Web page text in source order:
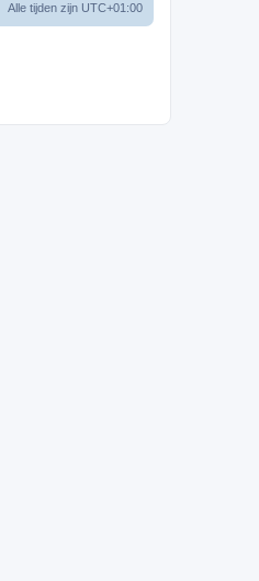
Alle tijden zijn UTC+01:00